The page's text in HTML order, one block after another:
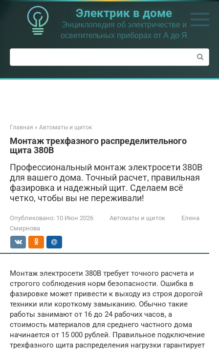
Перейти
контенту
Электрик в доме
Энциклопедия об электричестве и
осветительных приборах от А до Я
Поиск:
Главная » Автоматы и щиток
Монтаж трехфазного распределительного
щита 380В
Профессиональный монтаж электросети 380В
для вашего дома. Точный расчет, правильная
фазировка и надежный щит. Сделаем всё
четко, чтобы вы не переживали!
Опубликовано: 10 Июн 2026 Автоматы и щиток
Елена
Смирнова
Монтаж электросети 380В требует точного расчета и
строгого соблюдения норм безопасности. Ошибка в
фазировке может привести к выходу из строя дорогой
техники или короткому замыканию. Обычно такие
работы занимают от 16 до 24 рабочих часов, а
стоимость материалов для среднего частного дома
начинается от 15 000 рублей. Правильное подключение
трехфазного щита распределения нагрузки гарантирует